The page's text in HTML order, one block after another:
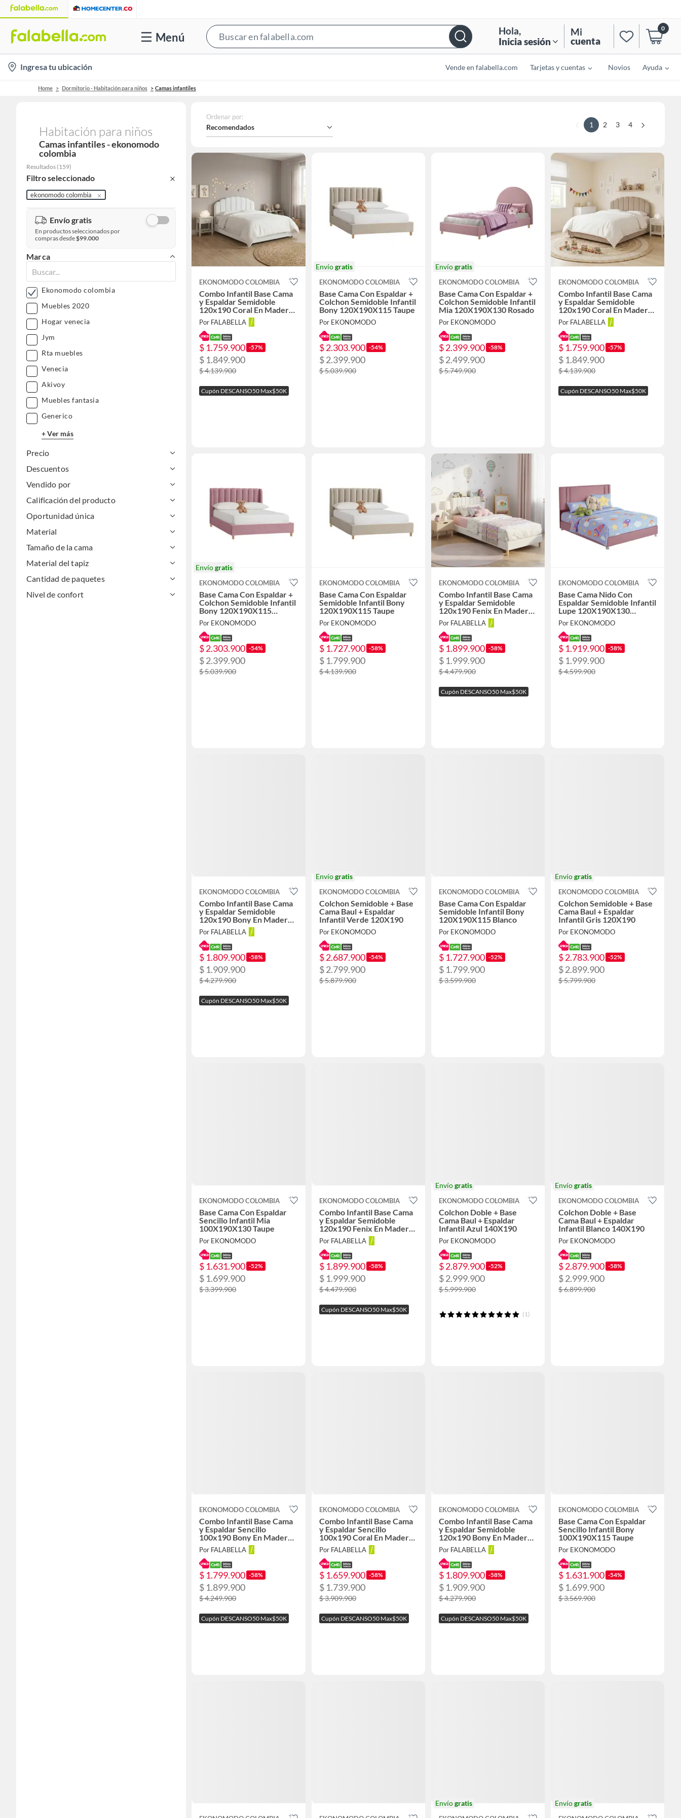
Menú
Bar
Hola,
Inicia sesión
Mi
cuenta
0
location-
icon
Ingresa tu ubicación Vende en falabella.com Tarjetas y cuentas Novios Ayuda
Home Dormitorio - Habitación para niños Camas infantiles
Habitación para niños
Camas infantiles - ekonomodo
colombia
Resultados (159)
Filtro seleccionado
ekonomodo colombia
Envío gratis
En productos seleccionados por
compras desde$99.000
Marca
Ekonomodo colombia
Muebles 2020
Hogar venecia
Jym
Rta muebles
Venecia
Akivoy
Muebles fantasia
Generico
+ Ver más
Precio
Descuentos
Vendido por
Calificación del producto
Oportunidad única
Material
Tamaño de la cama
Material del tapiz
Cantidad de paquetes
Nivel de confort
Ordenar por:
Recomendados 1 2 3 4
EKONOMODO COLOMBIA
Combo Infantil Base Cama
y Espaldar Semidoble
120x190 Coral En Madera
Pino Con Tela Premium
Blanco
Por FALABELLA
$ 1.759.900 -57%
$ 1.849.900
$ 4.139.900
Cupón DESCANSO50 Max$50K
Envíogratis
EKONOMODO COLOMBIA
Base Cama Con Espaldar +
Colchon Semidoble Infantil
Bony 120X190X115 Taupe
Por EKONOMODO
$ 2.303.900 -54%
$ 2.399.900
$ 5.039.900
Envíogratis
EKONOMODO COLOMBIA
Base Cama Con Espaldar +
Colchon Semidoble Infantil
Mia 120X190X130 Rosado
Por EKONOMODO
$ 2.399.900 -58%
$ 2.499.900
$ 5.749.900
EKONOMODO COLOMBIA
Combo Infantil Base Cama
y Espaldar Semidoble
120x190 Coral En Madera
Pino Con Tela Premium
Taupe
Por FALABELLA
$ 1.759.900 -57%
$ 1.849.900
$ 4.139.900
Cupón DESCANSO50 Max$50K
Envíogratis
EKONOMODO COLOMBIA
Base Cama Con Espaldar +
Colchon Semidoble Infantil
Bony 120X190X115
Rosado
Por EKONOMODO
$ 2.303.900 -54%
$ 2.399.900
$ 5.039.900
EKONOMODO COLOMBIA
Base Cama Con Espaldar
Semidoble Infantil Bony
120X190X115 Taupe
Por EKONOMODO
$ 1.727.900 -58%
$ 1.799.900
$ 4.139.900
EKONOMODO COLOMBIA
Combo Infantil Base Cama
y Espaldar Semidoble
120x190 Fenix En Madera
Pino Con Tela Premium
Blanco
Por FALABELLA
$ 1.899.900 -58%
$ 1.999.900
$ 4.479.900
Cupón DESCANSO50 Max$50K
EKONOMODO COLOMBIA
Base Cama Nido Con
Espaldar Semidoble Infantil
Lupe 120X190X130
Rosado
Por EKONOMODO
$ 1.919.900 -58%
$ 1.999.900
$ 4.599.900
EKONOMODO COLOMBIA
Combo Infantil Base Cama
y Espaldar Semidoble
120x190 Bony En Madera
Pino Con Tela Premium
Taupe
Por FALABELLA
$ 1.809.900 -58%
$ 1.909.900
$ 4.279.900
Cupón DESCANSO50 Max$50K
Envíogratis
EKONOMODO COLOMBIA
Colchon Semidoble + Base
Cama Baul + Espaldar
Infantil Verde 120X190
Por EKONOMODO
$ 2.687.900 -54%
$ 2.799.900
$ 5.879.900
EKONOMODO COLOMBIA
Base Cama Con Espaldar
Semidoble Infantil Bony
120X190X115 Blanco
Por EKONOMODO
$ 1.727.900 -52%
$ 1.799.900
$ 3.599.900
Envíogratis
EKONOMODO COLOMBIA
Colchon Semidoble + Base
Cama Baul + Espaldar
Infantil Gris 120X190
Por EKONOMODO
$ 2.783.900 -52%
$ 2.899.900
$ 5.799.900
EKONOMODO COLOMBIA
Base Cama Con Espaldar
Sencillo Infantil Mia
100X190X130 Taupe
Por EKONOMODO
$ 1.631.900 -52%
$ 1.699.900
$ 3.399.900
EKONOMODO COLOMBIA
Combo Infantil Base Cama
y Espaldar Semidoble
120x190 Fenix En Madera
Pino Con Tela Premium
Rosado
Por FALABELLA
$ 1.899.900 -58%
$ 1.999.900
$ 4.479.900
Cupón DESCANSO50 Max$50K
Envíogratis
EKONOMODO COLOMBIA
Colchon Doble + Base
Cama Baul + Espaldar
Infantil Azul 140X190
Por EKONOMODO
$ 2.879.900 -52%
$ 2.999.900
$ 5.999.900
(1)
Envíogratis
EKONOMODO COLOMBIA
Colchon Doble + Base
Cama Baul + Espaldar
Infantil Blanco 140X190
Por EKONOMODO
$ 2.879.900 -58%
$ 2.999.900
$ 6.899.900
EKONOMODO COLOMBIA
Combo Infantil Base Cama
y Espaldar Sencillo
100x190 Bony En Madera
Pino Con Tela Premium
Taupe
Por FALABELLA
$ 1.799.900 -58%
$ 1.899.900
$ 4.249.900
Cupón DESCANSO50 Max$50K
EKONOMODO COLOMBIA
Combo Infantil Base Cama
y Espaldar Sencillo
100x190 Coral En Madera
Pino Con Tela Premium
Rosado
Por FALABELLA
$ 1.659.900 -58%
$ 1.739.900
$ 3.909.900
Cupón DESCANSO50 Max$50K
EKONOMODO COLOMBIA
Combo Infantil Base Cama
y Espaldar Semidoble
120x190 Bony En Madera
Pino Con Tela Premium
Blanco
Por FALABELLA
$ 1.809.900 -58%
$ 1.909.900
$ 4.279.900
Cupón DESCANSO50 Max$50K
EKONOMODO COLOMBIA
Base Cama Con Espaldar
Sencillo Infantil Bony
100X190X115 Taupe
Por EKONOMODO
$ 1.631.900 -54%
$ 1.699.900
$ 3.569.900
Envíogratis Envíogratis